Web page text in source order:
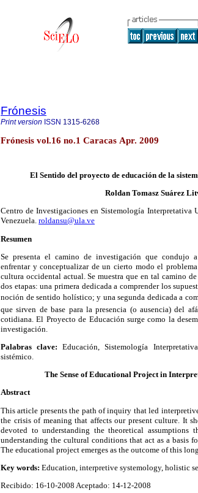
Frónesis
Print version ISSN 1315-6268
Frónesis vol.16 no.1 Caracas Apr. 2009
El Sentido del proyecto de educación de la
Roldan Tomasz Suárez
Centro de Investigaciones en Sistemología Interpretativa
Venezuela. roldansu@ula.ve
Resumen
Se presenta el camino de investigación que condujo
enfrentar y conceptualizar de un cierto modo el
cultura occidental actual. Se muestra que en tal camino
dos etapas: una primera dedicada a comprender los
noción de sentido holístico; y una segunda dedicada a
que sirven de base para la presencia (o ausencia) del
cotidiana. El Proyecto de Educación surge como la
investigación.
Palabras clave: Educación, Sistemología
sistémico.
The Sense of Educational Project in
Abstract
This article presents the path of inquiry that led
the crisis of meaning that affects our present culture. It
devoted to understanding the theoretical
understanding the cultural conditions that act as a basis
The educational project emerges as the outcome of this
Key words: Education, interpretive systemology, holistic
Recibido: 16-10-2008 Aceptado: 14-12-2008